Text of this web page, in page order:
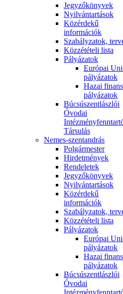
Jegyzőkönyvek
Nyilvántartások
Közérdekű
információk
Szabályzatok,
Közzétételi lista
Pályázatok
Európai
pályázatok
Hazai
pályázatok
Búcsúszentlászlói
Óvodai
Társulás
Nemes-szentandrás
Polgármester
Hirdetmények
Rendeletek
Jegyzőkönyvek
Nyilvántartások
Közérdekű
információk
Szabályzatok,
Közzétételi lista
Pályázatok
Európai
pályázatok
Hazai
pályázatok
Búcsúszentlászlói
Óvodai